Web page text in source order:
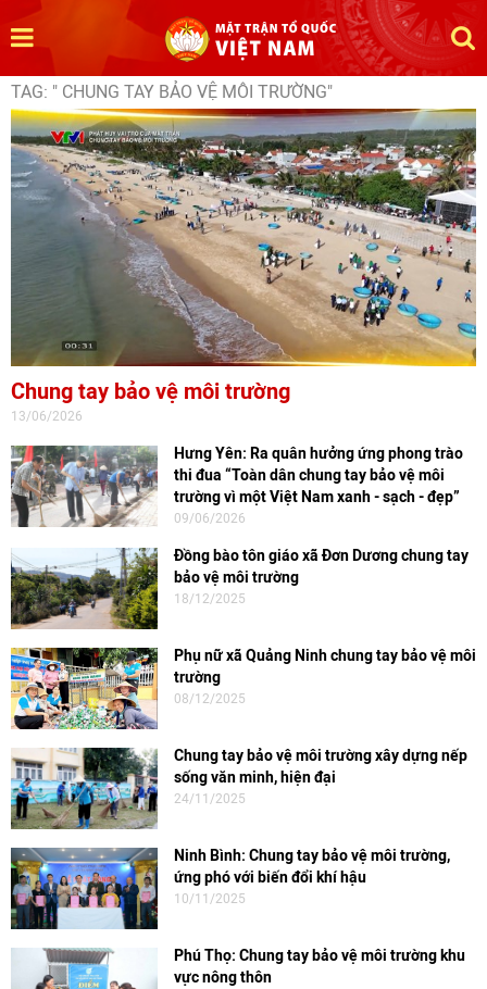
TAG: " CHUNG TAY BẢO VỆ MÔI TRƯỜNG"
Chung tay bảo vệ môi trường
13/06/2026
Hưng Yên: Ra quân hưởng ứng phong trào
thi đua “Toàn dân chung tay bảo vệ môi
trường vì một Việt Nam xanh - sạch - đẹp”
09/06/2026
Đồng bào tôn giáo xã Đơn Dương chung tay
bảo vệ môi trường
18/12/2025
Phụ nữ xã Quảng Ninh chung tay bảo vệ môi
trường
08/12/2025
Chung tay bảo vệ môi trường xây dựng nếp
sống văn minh, hiện đại
24/11/2025
Ninh Bình: Chung tay bảo vệ môi trường,
ứng phó với biến đổi khí hậu
10/11/2025
Phú Thọ: Chung tay bảo vệ môi trường khu
vực nông thôn